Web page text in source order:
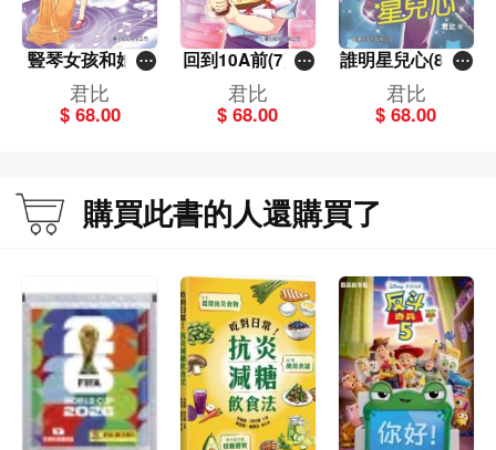
豎琴女孩和她的
「虎」爸(5)[君
比‧閱讀廊－成長
君比
$ 68.00
回到10A前(7)[君
比‧閱讀廊－成長
路上系列]
君比
$ 68.00
誰明星兒心(8)[君
比‧閱讀廊－成長
路上系列]
君比
$ 68.00
購買此書的人還購買了